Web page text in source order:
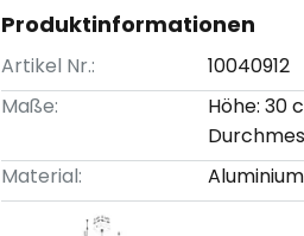
Produktinformationen
Artikel Nr.:
10040912
Maße:
Höhe: 30
Material:
Aluminium